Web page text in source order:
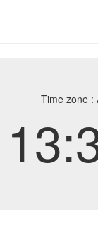
Time zone :